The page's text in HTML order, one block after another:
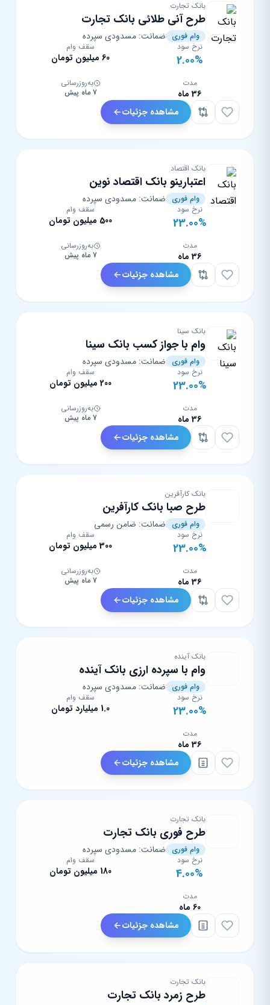
بانک تجارت
طرح آنی طلائی بانک تجارت
وام فوری ضمانت: مسدودی سپرده
نرخ سود
2.00%
سقف وام
60 میلیون تومان
مدت
36 ماه
به‌روزرسانی
7 ماه پیش
مشاهده جزئیات
بانک اقتصاد
اعتبارینو بانک اقتصاد نوین
وام فوری ضمانت: مسدودی سپرده
نرخ سود
23.00%
سقف وام
500 میلیون تومان
مدت
36 ماه
به‌روزرسانی
7 ماه پیش
مشاهده جزئیات
بانک سینا
وام با جواز کسب بانک سینا
وام فوری ضمانت: مسدودی سپرده
نرخ سود
23.00%
سقف وام
200 میلیون تومان
مدت
36 ماه
به‌روزرسانی
7 ماه پیش
مشاهده جزئیات
بانک کارآفرین
طرح صبا بانک کارآفرین
وام فوری ضمانت: ضامن رسمی
نرخ سود
23.00%
سقف وام
300 میلیون تومان
مدت
36 ماه
به‌روزرسانی
7 ماه پیش
مشاهده جزئیات
بانک آینده
وام با سپرده ارزی بانک آینده
وام فوری ضمانت: مسدودی سپرده
نرخ سود
23.00%
سقف وام
1.0 میلیارد تومان
مدت
36 ماه
مشاهده جزئیات
بانک تجارت
طرح فوری بانک تجارت
وام فوری ضمانت: مسدودی سپرده
نرخ سود
4.00%
سقف وام
180 میلیون تومان
مدت
60 ماه
مشاهده جزئیات
بانک تجارت
طرح زمرد بانک تجارت